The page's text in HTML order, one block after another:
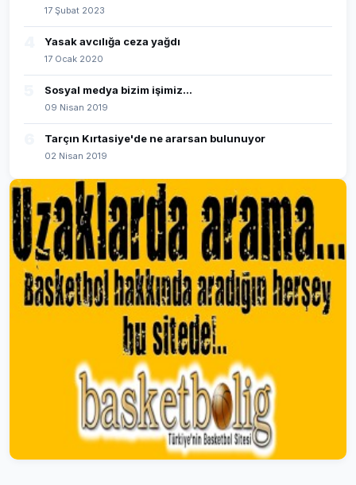
17 Şubat 2023
Yasak avcılığa ceza yağdı
17 Ocak 2020
Sosyal medya bizim işimiz...
09 Nisan 2019
Tarçın Kırtasiye'de ne ararsan bulunuyor
02 Nisan 2019